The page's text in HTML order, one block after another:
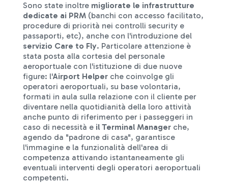
Sono state inoltre migliorate le infrastrutture
dedicate ai PRM (banchi con accesso facilitato,
procedure di priorità nei controlli security e
passaporti, etc), anche con l'introduzione del
servizio Care to Fly. Particolare attenzione è
stata posta alla cortesia del personale
aeroportuale con l'istituzione di due nuove
figure: l'Airport Helper che coinvolge gli
operatori aeroportuali, su base volontaria,
formati in aula sulla relazione con il cliente per
diventare nella quotidianità della loro attività
anche punto di riferimento per i passeggeri in
caso di necessità e il Terminal Manager che,
agendo da "padrone di casa", garantisce
l'immagine e la funzionalità dell'area di
competenza attivando istantaneamente gli
eventuali interventi degli operatori aeroportuali
competenti.